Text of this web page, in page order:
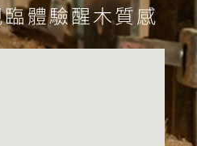
體驗醒木質感